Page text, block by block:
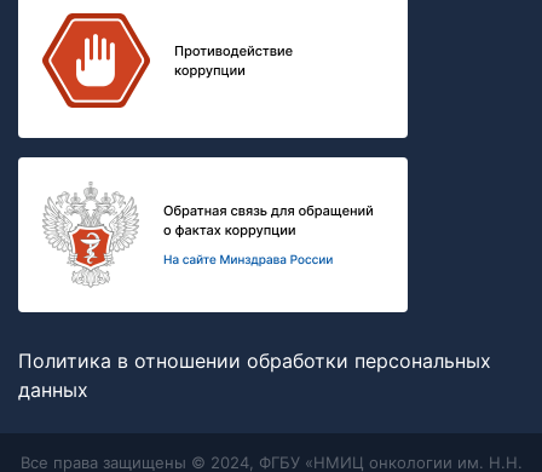
Политика в отношении обработки персональных
данных
Все права защищены © 2024, ФГБУ «НМИЦ онкологии им. Н.Н.